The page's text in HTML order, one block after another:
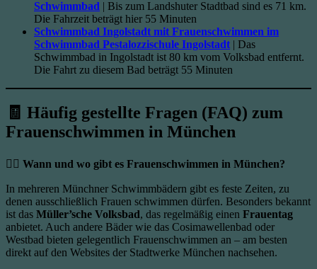
Schwimmbad | Bis zum Landshuter Stadtbad sind es 71 km.
Die Fahrzeit beträgt hier 55 Minuten
Schwimmbad Ingolstadt mit Frauenschwimmen im
Schwimmbad Pestalozzischule Ingolstadt | Das
Schwimmbad in Ingolstadt ist 80 km vom Volksbad entfernt.
Die Fahrt zu diesem Bad beträgt 55 Minuten
🧾 Häufig gestellte Fragen (FAQ) zum
Frauenschwimmen in München
🏊‍♀️ Wann und wo gibt es Frauenschwimmen in München?
In mehreren Münchner Schwimmbädern gibt es feste Zeiten, zu
denen ausschließlich Frauen schwimmen dürfen. Besonders bekannt
ist das Müller’sche Volksbad, das regelmäßig einen Frauentag
anbietet. Auch andere Bäder wie das Cosimawellenbad oder
Westbad bieten gelegentlich Frauenschwimmen an – am besten
direkt auf den Websites der Stadtwerke München nachsehen.